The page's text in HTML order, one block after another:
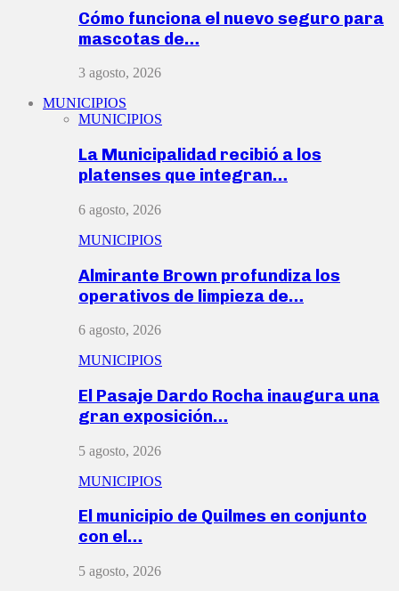
Cómo funciona el nuevo seguro para
mascotas de…
3 agosto, 2026
MUNICIPIOS
MUNICIPIOS
La Municipalidad recibió a los
platenses que integran…
6 agosto, 2026
MUNICIPIOS
Almirante Brown profundiza los
operativos de limpieza de…
6 agosto, 2026
MUNICIPIOS
El Pasaje Dardo Rocha inaugura una
gran exposición…
5 agosto, 2026
MUNICIPIOS
El municipio de Quilmes en conjunto
con el…
5 agosto, 2026